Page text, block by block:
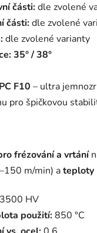
části:dle zvolené
části:dle zvolené
dle zvolené varianty
35° / 38°
F10 – ultra
pro špičkovou
frézování a vrtání
m/min) ateploty
3500 HV
použití:850 °C